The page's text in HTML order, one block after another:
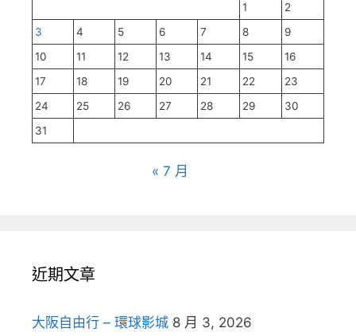
1
2
3
4 5 6 7 8
9
10
11 12 13 14 15
16
17
18 19 20 21 22
23
24
25 26 27 28 29
30
31
« 7 月
近期文章
大阪自由行 – 環球影城 8 月 3, 2026